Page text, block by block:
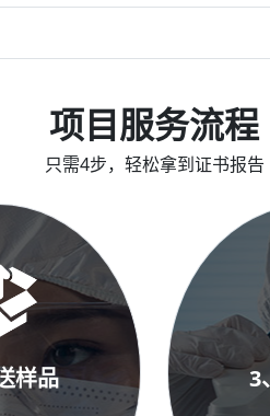
项目服务流程
只需4步，轻松拿到证书报告
样品 3